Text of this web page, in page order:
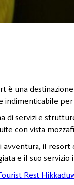
è una
indimenticabile
di servizi e
con vista
avventura, il
e il suo
Rest